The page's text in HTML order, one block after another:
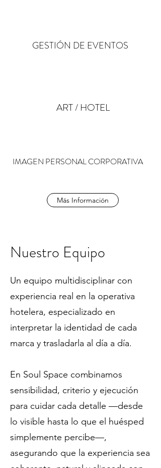
GESTIÓN DE EVENTOS
ART / HOTEL
IMAGEN PERSONAL CORPORATIVA
Más Información
Nuestro Equipo
Un equipo multidisciplinar con
experiencia real en la operativa
hotelera, especializado en
interpretar la identidad de cada
marca y trasladarla al día a día.
En Soul Space combinamos
sensibilidad, criterio y ejecución
para cuidar cada detalle —desde
lo visible hasta lo que el huésped
simplemente percibe—,
asegurando que la experiencia sea